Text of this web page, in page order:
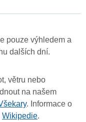
pouze výhledem a
dalších dní.
větru nebo
na našem
. Informace o
Wikipedie.